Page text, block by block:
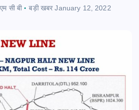
सी बी बड़ी खबर January 12, 2022